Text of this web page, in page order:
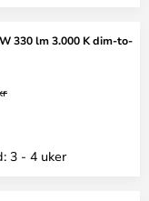
330 lm 3.000 K dim-to-
3 - 4 uker